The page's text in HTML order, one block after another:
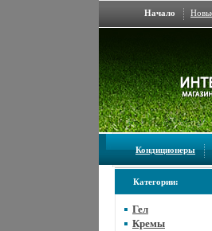
Начало
Кондиционеры
Категории:
Гел
Кремы